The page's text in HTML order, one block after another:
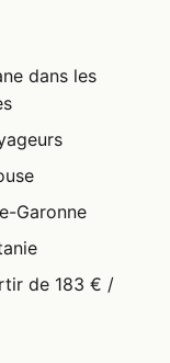
dans les
Garonne
de 183 € /